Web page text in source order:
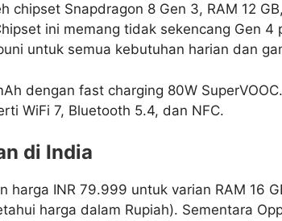
chipset Snapdragon 8 Gen 3, RAM 12
ini memang tidak sekencang Gen 4
untuk semua kebutuhan harian dan
dengan fast charging 80W
WiFi 7, Bluetooth 5.4, dan NFC.
di India
harga INR 79.999 untuk varian RAM 16
harga dalam Rupiah). Sementara